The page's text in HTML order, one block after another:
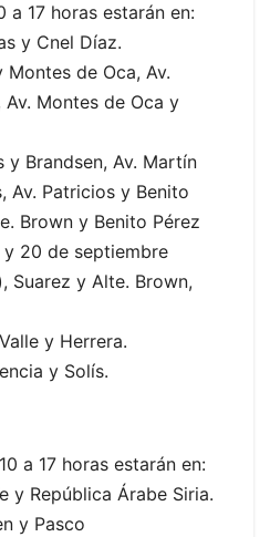
a 17 horas estarán en:
y Cnel Díaz.
de Oca, Av.
Montes de Oca y
y Brandsen, Av. Martín
Av. Patricios y Benito
Brown y Benito Pérez
20 de septiembre
Suarez y Alte. Brown,
y Herrera.
y Solís.
a 17 horas estarán en:
y República Árabe Siria.
y Pasco